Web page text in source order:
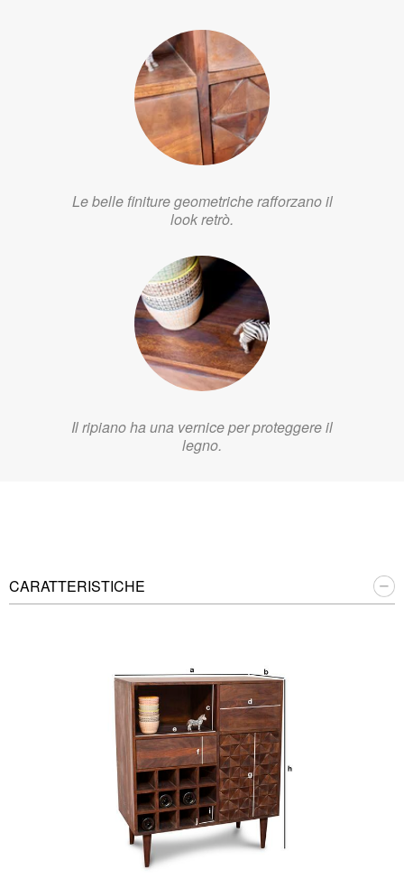
Le belle finiture geometriche rafforzano il
look retrò.
Il ripiano ha una vernice per proteggere il
legno.
CARATTERISTICHE